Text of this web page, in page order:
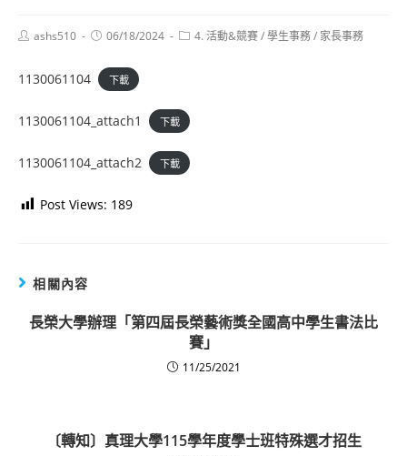
Postashs510
Post06/18/2024
Post4. 活動&競賽/學生事務/ 家長事務
1130061104 下載
1130061104_attach1 下載
1130061104_attach2 下載
Post Views: 189
相關內容
長榮大學辦理「第四屆長榮藝術獎全國高中學生書法比
賽」
11/25/2021
〔轉知〕真理大學115學年度學士班特殊選才招生